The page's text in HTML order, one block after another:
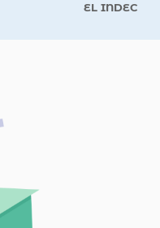
EL INDEC